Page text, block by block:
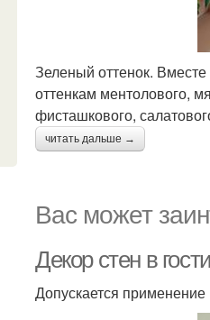
Зеленый оттенок.
оттенкам ментолового,
фисташкового,
читать дальше →
Вас может
Декор стен в
Допускается